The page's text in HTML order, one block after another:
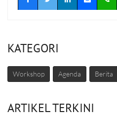
KATEGORI
Workshop Agenda Berita
ARTIKEL TERKINI